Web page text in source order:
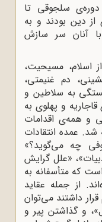
دوره‌ی سلجوقی تا
دین بودند و به
آنان سر سازش
اسلام، مسیحیت،
دم غنیمتی،
به سلاطین و
و پهلوی به
و همه‌ی اقدامات
عمده انتقادات
چه می‌گوید؟»
«علل گرایش
که متأسفانه به
از جمله عقاید
داشتند می‌توان
و گذاشتن پیر و